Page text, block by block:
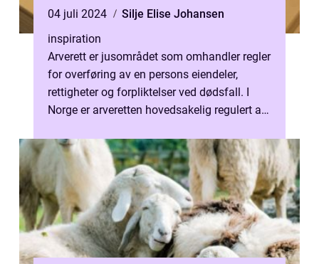
04 juli 2024
Silje Elise Johansen
inspiration
Arverett er jusområdet som omhandler regler
for overføring av en persons eiendeler,
rettigheter og forpliktelser ved dødsfall. I
Norge er arveretten hovedsakelig regulert av